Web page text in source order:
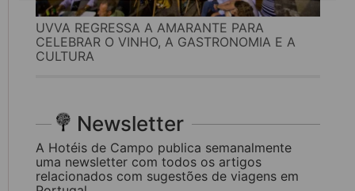
UVVA REGRESSA A AMARANTE PARA
CELEBRAR O VINHO, A GASTRONOMIA E A
CULTURA
Newsletter
A Hotéis de Campo publica semanalmente
uma newsletter com todos os artigos
relacionados com sugestões de viagens em